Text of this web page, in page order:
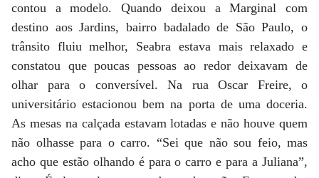
contou a modelo. Quando deixou a Marginal com
destino aos Jardins, bairro badalado de São Paulo, o
trânsito fluiu melhor, Seabra estava mais relaxado e
constatou que poucas pessoas ao redor deixavam de
olhar para o conversível. Na rua Oscar Freire, o
universitário estacionou bem na porta de uma doceria.
As mesas na calçada estavam lotadas e não houve quem
não olhasse para o carro. “Sei que não sou feio, mas
acho que estão olhando é para o carro e para a Juliana”,